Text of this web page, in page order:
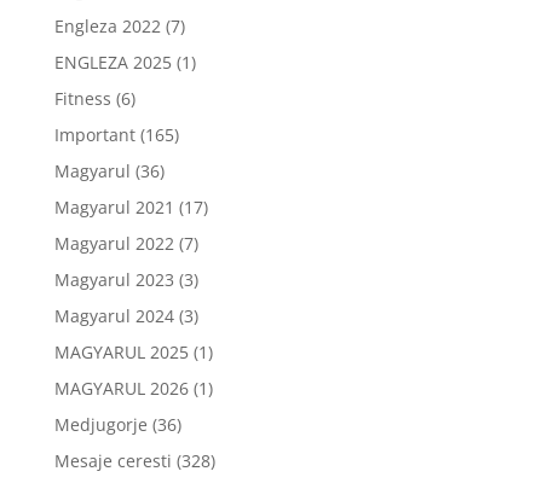
Engleza 2022 (7)
ENGLEZA 2025(1)
Fitness (6)
Important(165)
Magyarul (36)
Magyarul 2021 (17)
Magyarul 2022 (7)
Magyarul 2023 (3)
Magyarul 2024(3)
MAGYARUL 2025(1)
MAGYARUL 2026(1)
Medjugorje (36)
Mesaje ceresti (328)